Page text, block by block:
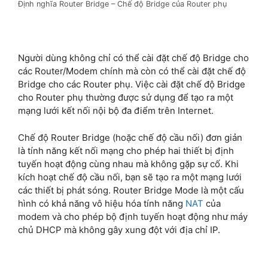
Định nghĩa Router Bridge – Chế độ Bridge của Router phụ
Người dùng không chỉ có thể cài đặt chế độ Bridge cho
các Router/Modem chính mà còn có thể cài đặt chế độ
Bridge cho các Router phụ. Việc cài đặt chế độ Bridge
cho Router phụ thường được sử dụng để tạo ra một
mạng lưới kết nối nội bộ đa điểm trên Internet.
Chế độ Router Bridge (hoặc chế độ cầu nối) đơn giản
là tính năng kết nối mạng cho phép hai thiết bị định
tuyến hoạt động cùng nhau mà không gặp sự cố. Khi
kích hoạt chế độ cầu nối, bạn sẽ tạo ra một mạng lưới
các thiết bị phát sóng. Router Bridge Mode là một cấu
hình có khả năng vô hiệu hóa tính năng NAT của
modem và cho phép bộ định tuyến hoạt động như máy
chủ DHCP mà không gây xung đột với địa chỉ IP.